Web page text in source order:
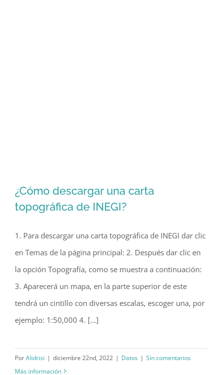
¿Cómo descargar una carta
topográfica de INEGI?
¿Cómo descargar una carta
topográfica de INEGI?
1. Para descargar una carta topográfica de INEGI dar clic
en Temas de la página principal: 2. Después dar clic en
la opción Topografía, como se muestra a continuación:
3. Aparecerá un mapa, en la parte superior de este
tendrá un cintillo con diversas escalas, escoger una, por
ejemplo: 1:50,000 4. [...]
PorAlidrisi | diciembre 22nd, 2022 | Datos | Sin comentarios
Más información